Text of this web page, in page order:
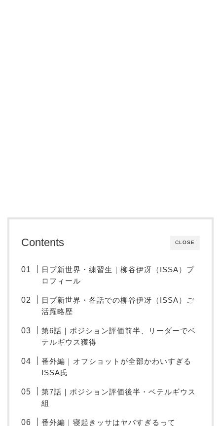
CLOSE
Contents
日プ新世界・練習生｜柳谷伊冴（ISSA）プ
ロフィール
日プ新世界・各話での柳谷伊冴（ISSA）ご
活躍略歴
第6話｜ポジション評価前半、リーダーでベ
テルギウス獲得
番外編｜オフショットが全部かわいすぎる
ISSA氏
第7話｜ポジション評価後半・ベテルギウス
組
番外編｜寝起きッサはヤバすぎるって